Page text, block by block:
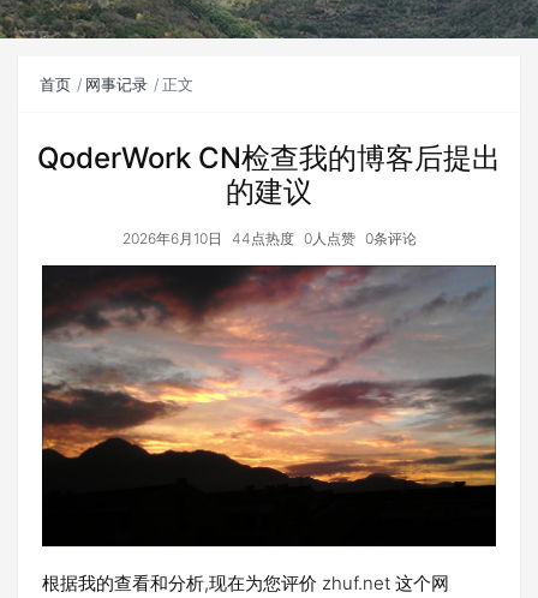
首页 网事记录 正文
QoderWork CN检查我的博客后提出
的建议
2026年6月10日 44点热度 0人点赞 0条评论
根据我的查看和分析,现在为您评价 zhuf.net 这个网